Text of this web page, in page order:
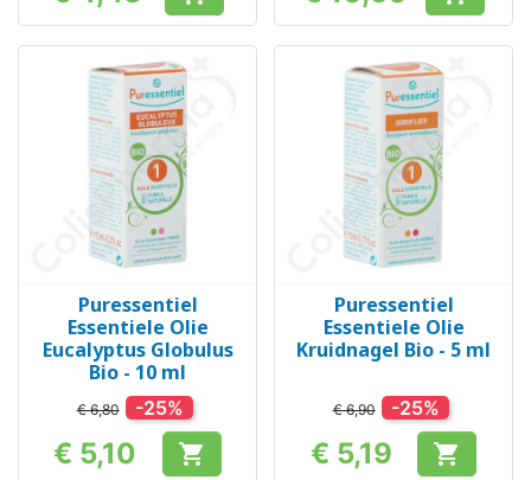
Prijs Prijs
Puressentiel
Essentiele Olie
Eucalyptus Globulus
Bio - 10 ml
€ 6,80 -25%
Prijs
€ 5,10 
Puressentiel
Essentiele Olie
Kruidnagel Bio - 5 ml
€ 6,90 -25%
Prijs
€ 5,19 